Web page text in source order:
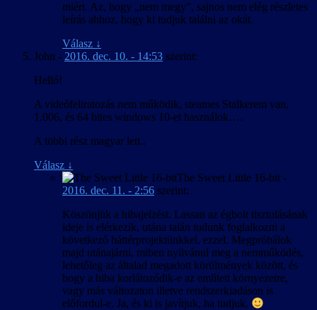
miért. Az, hogy „nem megy”, sajnos nem elég részletes
leírás ahhoz, hogy ki tudjuk találni az okát.
Válasz ↓
John - 2016. dec. 10. - 14:53 szerint:
Helló!
A videófeliratozás nem működik, steames Stalkerem van,
1.006, és 64 bites windows 10-et használok….
A többi rész magyar lett..
Válasz ↓
The Sweet Little 16-bit -
2016. dec. 11. - 2:56 szerint:
Köszönjük a hibajelzést. Lassan az égbolt tisztulásának
ideje is elérkezik, utána talán tudunk foglalkozni a
következő háttérprojektünkkel, ezzel. Megpróbálok
majd utánajárni, miben nyilvánul meg a nemműködés,
lehetőleg az általad megadott körülmények között, és
hogy a hiba korlátozódik-e az említett környezetre,
vagy más változaton illetve rendszerkiadáson is
előfordul-e. Ja, és ki is javítjuk, ha tudjuk.